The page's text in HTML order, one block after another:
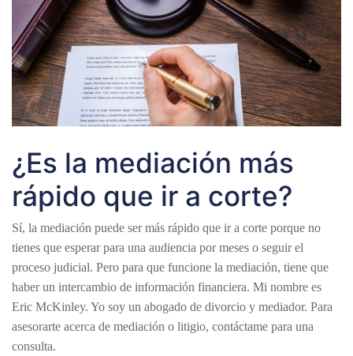
¿Es la mediación más
rápido que ir a corte?
Sí, la mediación puede ser más rápido que ir a corte porque no
tienes que esperar para una audiencia por meses o seguir el
proceso judicial. Pero para que funcione la mediación, tiene que
haber un intercambio de información financiera. Mi nombre es
Eric McKinley. Yo soy un abogado de divorcio y mediador. Para
asesorarte acerca de mediación o litigio, contáctame para una
consulta.